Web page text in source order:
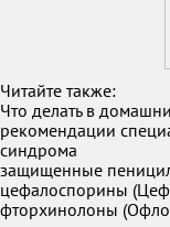
Читайте также:
Что делать в
рекомендации
синдрома
защищенные
цефалоспорины
фторхинолоны